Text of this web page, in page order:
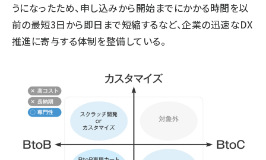
うになったため、申し込みから開始までにかかる時間を以
前の最短3日から即日まで短縮するなど、企業の迅速なDX
推進に寄与する体制を整備している。